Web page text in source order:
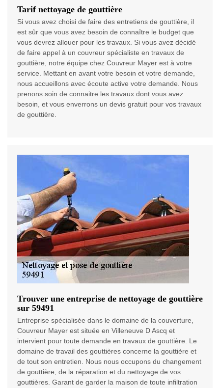
Tarif nettoyage de gouttière
Si vous avez choisi de faire des entretiens de gouttière, il
est sûr que vous avez besoin de connaître le budget que
vous devrez allouer pour les travaux. Si vous avez décidé
de faire appel à un couvreur spécialiste en travaux de
gouttière, notre équipe chez Couvreur Mayer est à votre
service. Mettant en avant votre besoin et votre demande,
nous accueillons avec écoute active votre demande. Nous
prenons soin de connaitre les travaux dont vous avez
besoin, et vous enverrons un devis gratuit pour vos travaux
de gouttière.
Trouver une entreprise de nettoyage de gouttière
sur 59491
Entreprise spécialisée dans le domaine de la couverture,
Couvreur Mayer est située en Villeneuve D Ascq et
intervient pour toute demande en travaux de gouttière. Le
domaine de travail des gouttières concerne la gouttière et
de tout son entretien. Nous nous occupons du changement
de gouttière, de la réparation et du nettoyage de vos
gouttières. Garant de garder la maison de toute infiltration